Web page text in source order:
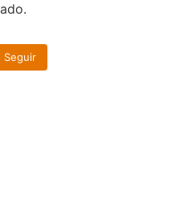
Seguir